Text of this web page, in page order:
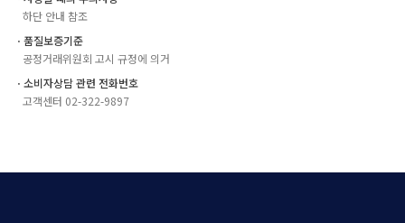
하단 안내 참조
ㆍ품질보증기준
공정거래위원회 고시 규정에 의거
ㆍ소비자상담 관련 전화번호
고객센터 02-322-9897